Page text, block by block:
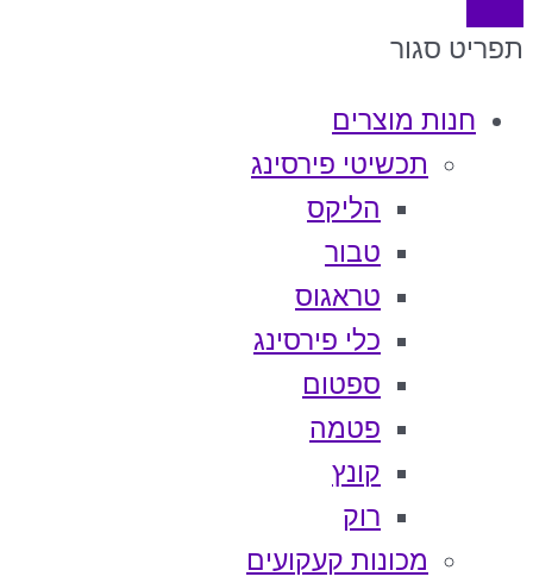
תפריט סגור
חנות מוצרים
תכשיטי פירסינג
הליקס
טבור
טראגוס
כלי פירסינג
ספטום
פטמה
קונץ
רוק
מכונות קעקועים